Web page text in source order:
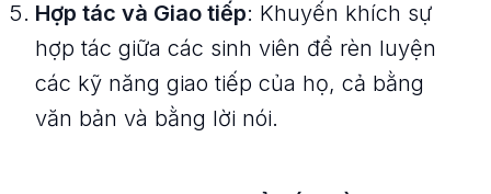
Hợp tác và Giao tiếp: Khuyến khích sự
hợp tác giữa các sinh viên để rèn luyện
các kỹ năng giao tiếp của họ, cả bằng
văn bản và bằng lời nói.